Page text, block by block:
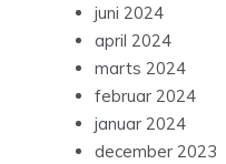
juni 2024
april 2024
marts 2024
februar 2024
januar 2024
december 2023